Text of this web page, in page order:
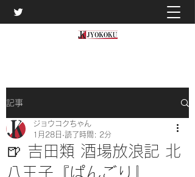
記事
🍺 吉田類 酒場放浪記 北
八王子『ぱんごり』
ジョウコクちゃん
1月28日 読了時間: 2分